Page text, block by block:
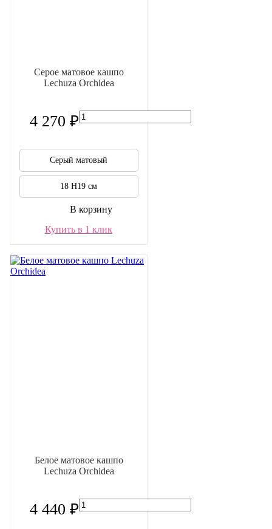
Серое матовое кашпо
Lechuza Orchidea
4 270 ₽
Серый матовый
18 H19 см
В корзину
Купить в 1 клик
Белое матовое кашпо
Lechuza Orchidea
4 440 ₽